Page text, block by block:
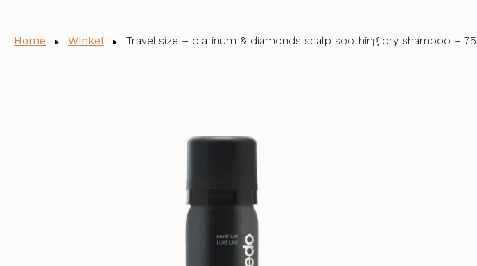
Home Winkel Travel size – platinum & diamonds scalp soothing dry shampoo –